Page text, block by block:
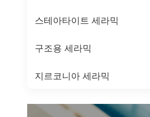
스테아타이트 세라믹
구조용 세라믹
지르코니아 세라믹